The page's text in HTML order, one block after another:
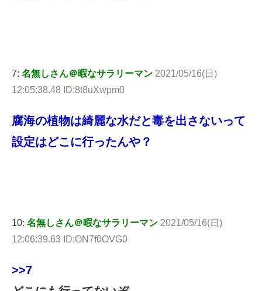
7: 名無しさん＠暇なサラリーマン 2021/05/16(日)
12:05:38.48 ID:8t8uXwpm0
腐海の植物は綺麗な水だと毒を出さないって
設定はどこに行ったんや？
10: 名無しさん＠暇なサラリーマン 2021/05/16(日)
12:06:39.63 ID:ON7f0OVG0
>>7